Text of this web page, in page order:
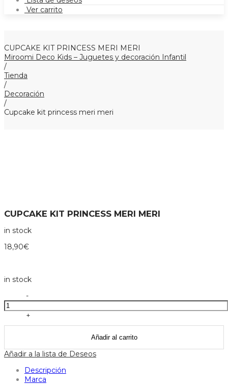
Ver carrito
CUPCAKE KIT PRINCESS MERI MERI
Miroomi Deco Kids – Juguetes y decoración Infantil
/
Tienda
/
Decoración
/
Cupcake kit princess meri meri
CUPCAKE KIT PRINCESS MERI MERI
in stock
18,90€
in stock
-
kit
princess
+
Añadir al carrito
Añadir a la lista de Deseos
Descripción
Marca